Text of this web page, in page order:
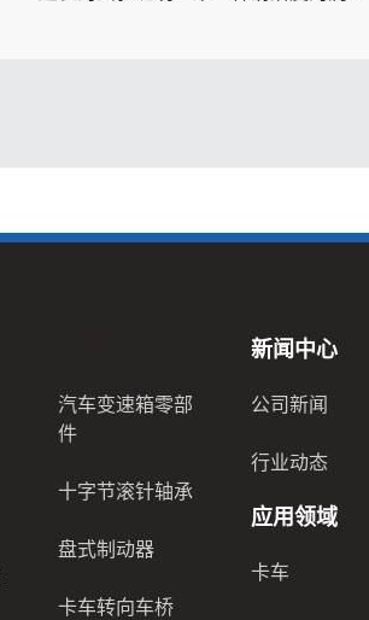
汽车变速箱零部
件
十字节滚针轴承
盘式制动器
卡车转向车桥
新闻中心
公司新闻
行业动态
应用领域
卡车